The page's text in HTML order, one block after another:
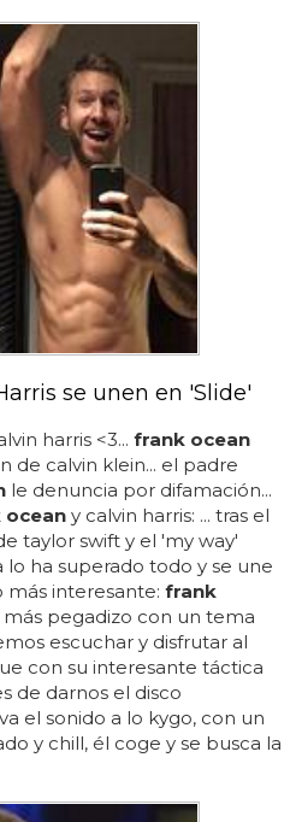
se unen en 'Slide'
harris <3... frank ocean
de calvin klein... el padre
le denuncia por difamación...
ocean y calvin harris: ... tras el
taylor swift y el 'my way'
lo ha superado todo y se une
más interesante: frank
más pegadizo con un tema
escuchar y disfrutar al
con su interesante táctica
de darnos el disco
el sonido a lo kygo, con un
y chill, él coge y se busca la